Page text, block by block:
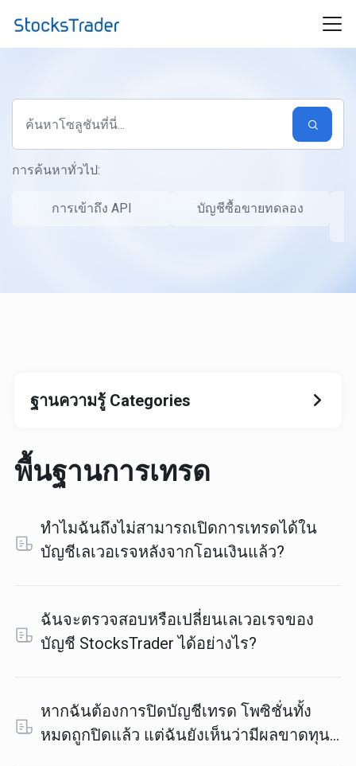
การค้นหาทั่วไป:
การเข้าถึง API บัญชีซื้อขายทดลอง
ฐานความรู้ Categories
พื้นฐานการเทรด
ทำไมฉันถึงไม่สามารถเปิดการเทรดได้ใน
บัญชีเลเวอเรจหลังจากโอนเงินแล้ว?
ฉันจะตรวจสอบหรือเปลี่ยนเลเวอเรจของ
บัญชี StocksTrader ได้อย่างไร?
หากฉันต้องการปิดบัญชีเทรด โพซิชั่นทั้ง
หมดถูกปิดแล้ว แต่ฉันยังเห็นว่ามีผลขาดทุนที่